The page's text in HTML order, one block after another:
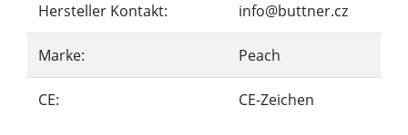
Hersteller Kontakt: info@buttner.cz
Marke: Peach
CE: CE-Zeichen